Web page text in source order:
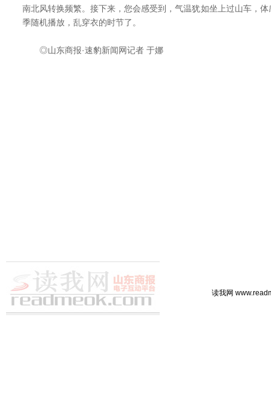
南北风转换频繁。接下来，您会感受到，气温犹如坐上过山车，
季随机播放，乱穿衣的时节了。
◎山东商报·速豹新闻网记者 于娜
读我网